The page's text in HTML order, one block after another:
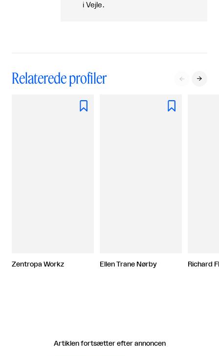
i Vejle.
Relaterede profiler  

Zentropa Workz

Ellen Trane Nørby Richard
Artiklen fortsætter efter annoncen